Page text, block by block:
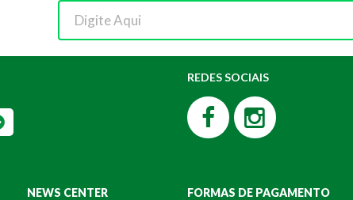
REDES SOCIAIS
NEWS CENTER FORMAS DE PAGAMENTO